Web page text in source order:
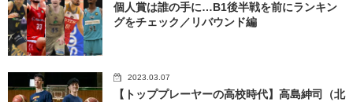
個人賞は誰の手に…B1後半戦を前にランキン
グをチェック／リバウンド編
2023.03.07
【トッププレーヤーの高校時代】高島紳司（北